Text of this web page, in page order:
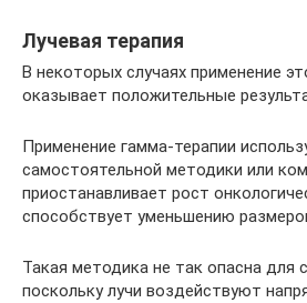
Лучевая терапия
В некоторых случаях применение
оказывает положительные
Применение гамма-терапии
самостоятельной методики или
приостанавливает рост
способствует уменьшению
Такая методика не так опасна для
поскольку лучи воздействуют